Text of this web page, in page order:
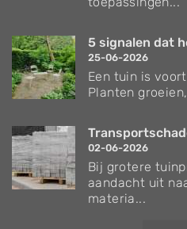
5 signalen dat
25-06-2026
Een tuin is
Planten
02-06-2026
Bij grotere
aandacht uit
materia...